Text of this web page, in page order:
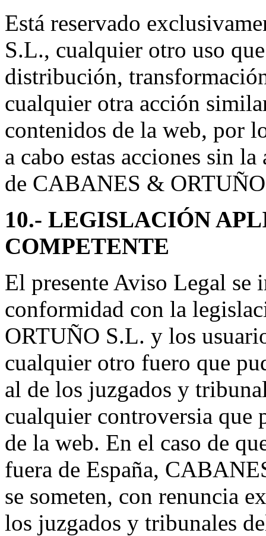
Está reservado
S.L., cualquier otro uso
distribución,
cualquier otra acción
contenidos de la web, por
a cabo estas acciones sin
de CABANES &
10.- LEGISLACIÓN
COMPETENTE
El presente Aviso Legal se
conformidad con la
ORTUÑO S.L. y los
cualquier otro fuero que
al de los juzgados y
cualquier controversia que
de la web. En el caso de
fuera de España,
se someten, con renuncia
los juzgados y tribunales